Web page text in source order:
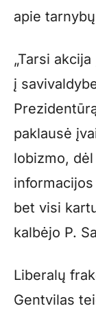
apie
„Tarsi
į
paklausė
lobizmo,
bet visi
kalbėjo P.
Liberalų
Gentvilas